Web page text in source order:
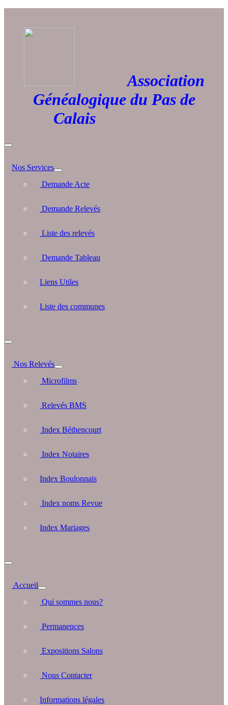
Association
Généalogique du Pas de
Calais
Nos Services
Demande Acte
Demande Relevés
Liste des relevés
Demande Tableau
Liens Utiles
Liste des communes
Nos Relevés
Microfilms
Relevés BMS
Index Béthencourt
Index Notaires
Index Boulonnais
Index noms Revue
Index Mariages
Accueil
Qui sommes nous?
Permanences
Expositions Salons
Nous Contacter
Informations légales